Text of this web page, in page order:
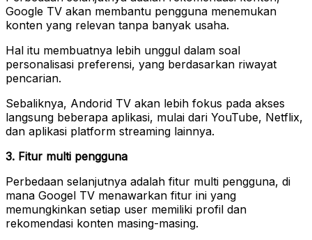
Google TV akan membantu pengguna menemukan
konten yang relevan tanpa banyak usaha.
Hal itu membuatnya lebih unggul dalam soal
personalisasi preferensi, yang berdasarkan riwayat
pencarian.
Sebaliknya, Andorid TV akan lebih fokus pada akses
langsung beberapa aplikasi, mulai dari YouTube, Netflix,
dan aplikasi platform streaming lainnya.
3. Fitur multi pengguna
Perbedaan selanjutnya adalah fitur multi pengguna, di
mana Googel TV menawarkan fitur ini yang
memungkinkan setiap user memiliki profil dan
rekomendasi konten masing-masing.